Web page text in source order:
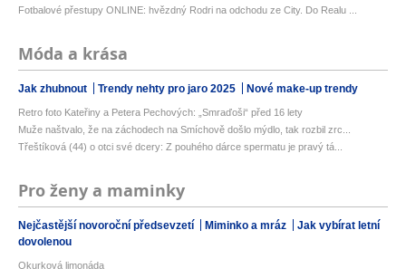
Fotbalové přestupy ONLINE: hvězdný Rodri na odchodu ze City. Do Realu ...
Móda a krása
Jak zhubnout Trendy nehty pro jaro 2025 Nové make-up trendy
Retro foto Kateřiny a Petera Pechových: „Smraďoši“ před 16 lety
Muže naštvalo, že na záchodech na Smíchově došlo mýdlo, tak rozbil zrc...
Třeštíková (44) o otci své dcery: Z pouhého dárce spermatu je pravý tá...
Pro ženy a maminky
Nejčastější novoroční předsevzetí Miminko a mráz
Jak vybírat letní
dovolenou
Okurková limonáda